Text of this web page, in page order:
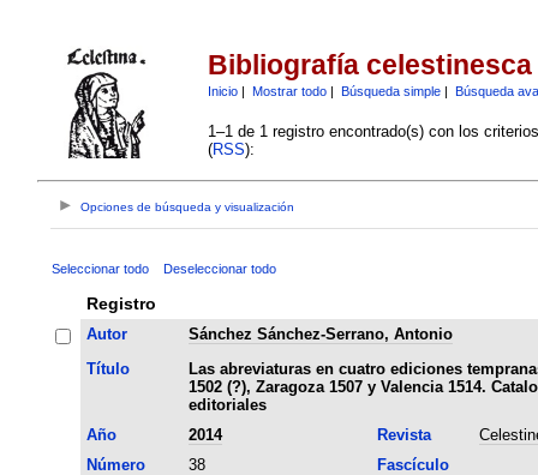
Bibliografía celestinesca
Inicio| Mostrar todo| Búsqueda simple| Búsqueda
1–1 de 1 registro encontrado(s) con los
(RSS):
Opciones de búsqueda y visualización
Seleccionar todo Deseleccionar todo
Registro
Autor
Sánchez Sánchez-Serrano, Antonio
Título
Las abreviaturas en cuatro ediciones
1502 (?), Zaragoza 1507 y Valencia 1514.
editoriales
Año
2014 Revista
Número
38 Fascículo